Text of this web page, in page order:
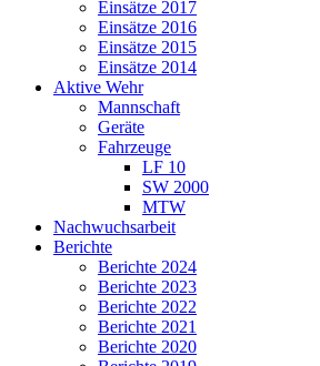
Einsätze 2017
Einsätze 2016
Einsätze 2015
Einsätze 2014
Aktive Wehr
Mannschaft
Geräte
Fahrzeuge
LF 10
SW 2000
MTW
Nachwuchsarbeit
Berichte
Berichte 2024
Berichte 2023
Berichte 2022
Berichte 2021
Berichte 2020